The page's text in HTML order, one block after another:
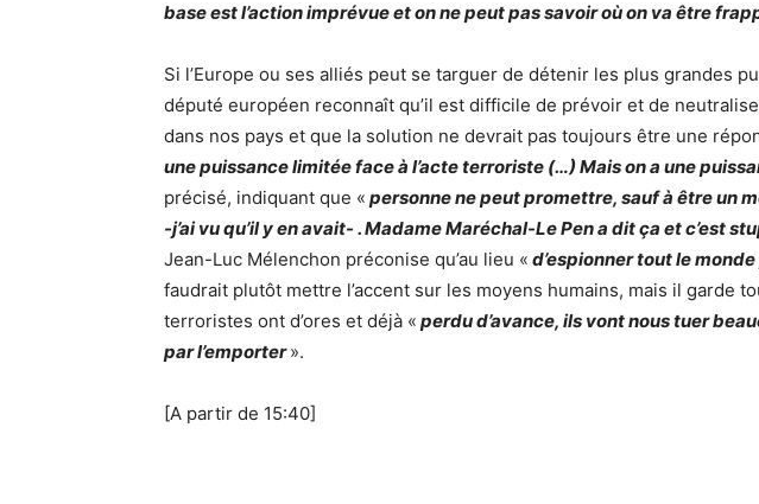
base est l’action imprévue et on ne peut pas savoir où on va être
Si l’Europe ou ses alliés peut se targuer de détenir les plus grandes
député européen reconnaît qu’il est difficile de prévoir et de
dans nos pays et que la solution ne devrait pas toujours être une
une puissance limitée face à l’acte terroriste (…) Mais on a une
précisé, indiquant que « personne ne peut promettre, sauf à être un
-j’ai vu qu’il y en avait- . Madame Maréchal-Le Pen a dit ça et c’est
Jean-Luc Mélenchon préconise qu’au lieu « d’espionner tout le
faudrait plutôt mettre l’accent sur les moyens humains, mais il garde
terroristes ont d’ores et déjà « perdu d’avance, ils vont nous tuer
par l’emporter ».
[A partir de 15:40]